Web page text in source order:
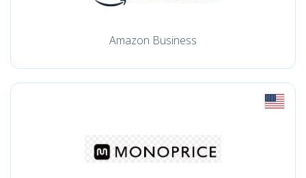
Amazon Business